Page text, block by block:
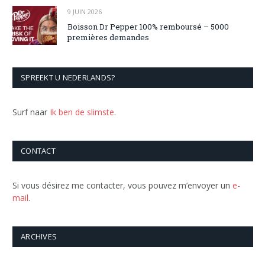
9 JUIN 2026
Boisson Dr Pepper 100% remboursé – 5000
premières demandes
SPREEKT U NEDERLANDS?
Surf naar Ik ben de slimste.
CONTACT
Si vous désirez me contacter, vous pouvez m’envoyer un e-
mail.
ARCHIVES